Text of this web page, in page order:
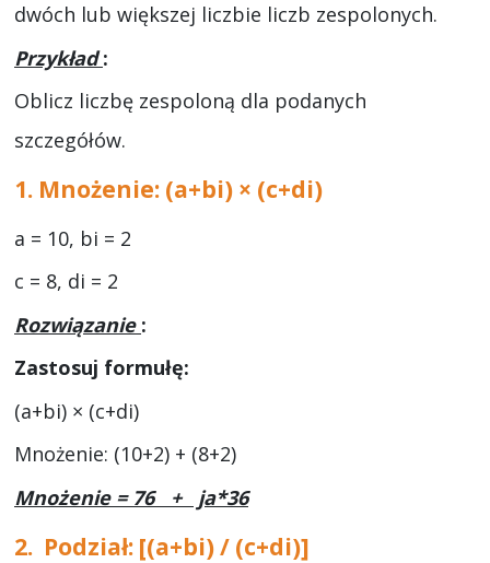
dwóch lub większej liczbie liczb zespolonych.
Przykład:
Oblicz liczbę zespoloną dla podanych
szczegółów.
1. Mnożenie: (a+bi) × (c+di)
a = 10, bi = 2
c = 8, di = 2
Rozwiązanie :
Zastosuj formułę:
(a+bi) × (c+di)
Mnożenie: (10+2) + (8+2)
Mnożenie = 76 + ja*36
2. Podział: [(a+bi) / (c+di)]